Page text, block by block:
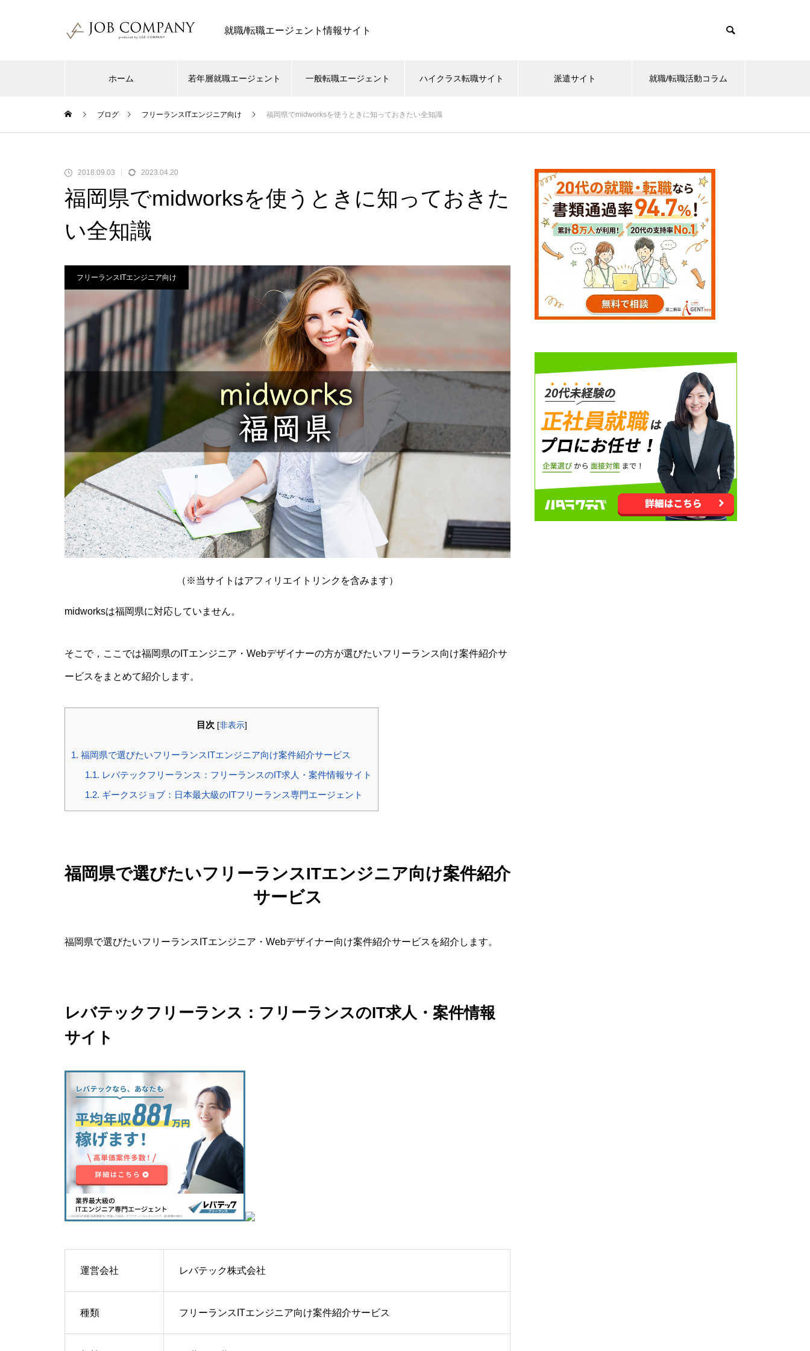
就職/転職エージェント情報サイト
ホーム 若年層就職エージェント 一般転職エージェント ハイクラス転職サイト 派遣サイト 就職/転職活動コラム
ブログ フリーランスITエンジニア向け 福岡県でmidworksを使うときに知っておきたい全知識
2018.09.03 2023.04.20
福岡県でmidworksを使うときに知っておきた
い全知識
フリーランスITエンジニア向け
（※当サイトはアフィリエイトリンクを含みます）
midworksは福岡県に対応していません。
そこで，ここでは福岡県のITエンジニア・Webデザイナーの方が選びたいフリーランス向け案件紹介サ
ービスをまとめて紹介します。
目次 [非表示]
1. 福岡県で選びたいフリーランスITエンジニア向け案件紹介サービス
1.1. レバテックフリーランス：フリーランスのIT求人・案件情報サイト
1.2. ギークスジョブ：日本最大級のITフリーランス専門エージェント
福岡県で選びたいフリーランスITエンジニア向け案件紹介
サービス
福岡県で選びたいフリーランスITエンジニア・Webデザイナー向け案件紹介サービスを紹介します。
レバテックフリーランス：フリーランスのIT求人・案件情報
サイト
運営会社 レバテック株式会社
種類 フリーランスITエンジニア向け案件紹介サービス